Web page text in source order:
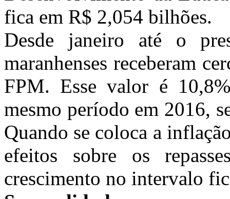
fica em R$ 2,054 bilhões.
Desde janeiro até o
maranhenses receberam
FPM. Esse valor é
mesmo período em 2016,
Quando se coloca a
efeitos sobre os
crescimento no intervalo